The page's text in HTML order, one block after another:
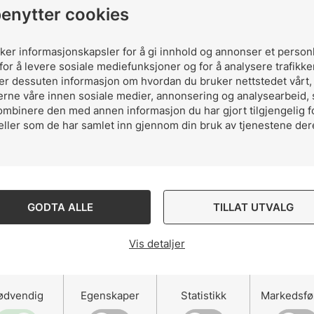
cookies
informasjonskapsler for å gi innhold og annonser et
å levere sosiale mediefunksjoner og for å analysere
dessuten informasjon om hvordan du bruker nettstedet vårt,
våre innen sosiale medier, annonsering og analysearbeid,
den med annen informasjon du har gjort tilgjengelig
som de har samlet inn gjennom din bruk av tjenestene
GODTA ALLE TILLAT UTVALG
Vis detaljer
Egenskaper Statistikk
særlig ansvar for oppfølging av
og automasjon samt tilstøtende fagområder.